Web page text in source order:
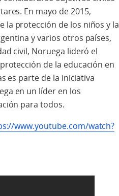
En mayo de 2015,
la protección de los niños y la
y varios otros países,
civil, Noruega lideró el
de la educación en
es parte de la iniciativa
en un líder en los
para todos.
www.youtube.com/watch?